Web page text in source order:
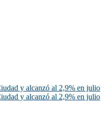
y alcanzó al 2,9% en julio
y alcanzó al 2,9% en julio